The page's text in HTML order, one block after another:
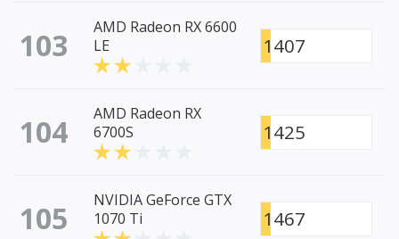
103
AMD Radeon RX 6600
LE
1407
104
AMD Radeon RX
6700S
1425
105
NVIDIA GeForce GTX
1070 Ti
1467